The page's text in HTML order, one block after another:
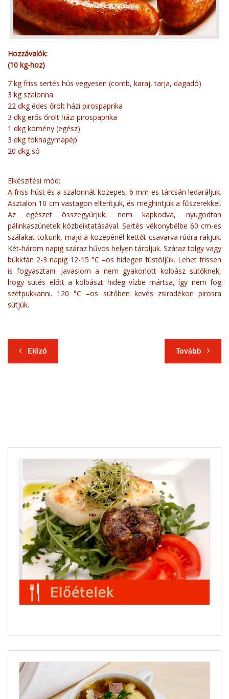
Hozzávalók:
(10 kg-hoz)
7 kg friss sertés hús vegyesen (comb, karaj, tarja, dagadó)
3 kg szalonna
22 dkg édes őrölt házi pirospaprika
3 dkg erős őrölt házi pirospaprika
1 dkg kömény (egész)
3 dkg fokhagymapép
20 dkg só
Elkészítési mód:
A friss húst és a szalonnát közepes, 6 mm-es tárcsán ledaráljuk.
Asztalon 10 cm vastagon elterítjük, és meghintjük a fűszerekkel.
Az egészet összegyúrjuk, nem kapkodva, nyugodtan
pálinkaszünetek közbeiktatásával. Sertés vékonybélbe 60 cm-es
szálakat töltünk, majd a közepénél kettőt csavarva rúdra rakjuk.
Két-három napig száraz hűvös helyen tároljuk. Száraz tölgy vagy
bükkfán 2-3 napig 12-15 °C –os hidegen füstöljük. Lehet frissen
is fogyasztani. Javaslom a nem gyakorlott kolbász sütőknek,
hogy sütés előtt a kolbászt hideg vízbe mártsa, így nem fog
szétpukkanni. 120 °C –os sütőben kevés zsiradékon pirosra
sütjük.
Előző Tovább